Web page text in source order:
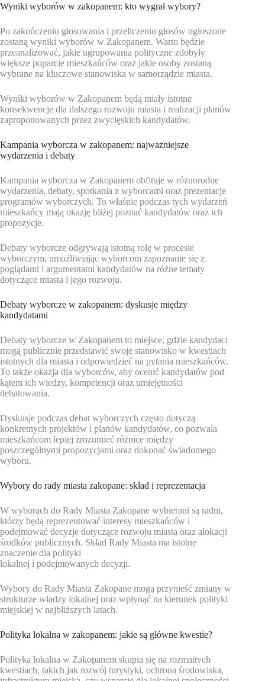
Wyniki wyborów w zakopanem: kto wygrał wybory?
Po zakończeniu głosowania i przeliczeniu głosów ogłoszone
zostaną wyniki wyborów w Zakopanem. Warto będzie
przeanalizować, jakie ugrupowania polityczne zdobyły
większe poparcie mieszkańców oraz jakie osoby zostaną
wybrane na kluczowe stanowiska w samorządzie miasta.
Wyniki wyborów w Zakopanem będą miały istotne
konsekwencje dla dalszego rozwoju miasta i realizacji planów
zaproponowanych przez zwycięskich kandydatów.
Kampania wyborcza w zakopanem: najważniejsze
wydarzenia i debaty
Kampania wyborcza w Zakopanem obfituje w różnorodne
wydarzenia, debaty, spotkania z wyborcami oraz prezentacje
programów wyborczych. To właśnie podczas tych wydarzeń
mieszkańcy mają okazję bliżej poznać kandydatów oraz ich
propozycje.
Debaty wyborcze odgrywają istotną rolę w procesie
wyborczym, umożliwiając wyborcom zapoznanie się z
poglądami i argumentami kandydatów na różne tematy
dotyczące miasta i jego rozwoju.
Debaty wyborcze w zakopanem: dyskusje między
kandydatami
Debaty wyborcze w Zakopanem to miejsce, gdzie kandydaci
mogą publicznie przedstawić swoje stanowisko w kwestiach
istotnych dla miasta i odpowiedzieć na pytania mieszkańców.
To także okazja dla wyborców, aby ocenić kandydatów pod
kątem ich wiedzy, kompetencji oraz umiejętności
debatowania.
Dyskusje podczas debat wyborczych często dotyczą
konkretnych projektów i planów kandydatów, co pozwala
mieszkańcom lepiej zrozumieć różnice między
poszczególnymi propozycjami oraz dokonać świadomego
wyboru.
Wybory do rady miasta zakopane: skład i reprezentacja
W wyborach do Rady Miasta Zakopane wybierani są radni,
którzy będą reprezentować interesy mieszkańców i
podejmować decyzje dotyczące rozwoju miasta oraz alokacji
środków publicznych. Skład Rady Miasta ma istotne
znaczenie dla polityki
lokalnej i podejmowanych decyzji.
Wybory do Rady Miasta Zakopane mogą przynieść zmiany w
strukturze władzy lokalnej oraz wpłynąć na kierunek polityki
miejskiej w najbliższych latach.
Polityka lokalna w zakopanem: jakie są główne kwestie?
Polityka lokalna w Zakopanem skupia się na rozmaitych
kwestiach, takich jak rozwój turystyki, ochrona środowiska,